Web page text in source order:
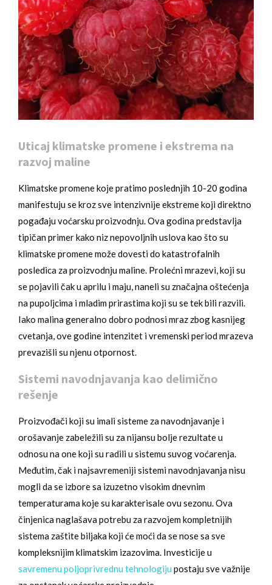
Uticaj klimatske promene i ekstrema na
razvoj maline
Klimatske promene koje pratimo poslednjih 10-20 godina
manifestuju se kroz sve intenzivnije ekstreme koji direktno
pogađaju voćarsku proizvodnju. Ova godina predstavlja
tipičan primer kako niz nepovoljnih uslova kao što su
klimatske promene može dovesti do katastrofalnih
posledica za proizvodnju maline. Prolećni mrazevi, koji su
se pojavili čak u aprilu i maju, naneli su značajna oštećenja
na pupoljcima i mladim prirastima koji su se tek bili razvili.
Iako malina generalno dobro podnosi mraz zbog kasnijeg
cvetanja, ove godine intenzitet i vremenski period mrazeva
prevazišli su njenu otpornost.
Sistemi navodnjavanja kao delimično
rešenje
Proizvođači koji su imali sisteme za navodnjavanje i
orošavanje zabeležili su za nijansu bolje rezultate u
odnosu na one koji su radili u sistemu suvog voćarenja.
Međutim, čak i najsavremeniji sistemi navodnjavanja nisu
mogli da se izbore sa izuzetno visokim dnevnim
temperaturama koje su karakterisale ovu sezonu. Ova
činjenica naglašava potrebu za razvojem kompletnijih
sistema zaštite biljaka koji će moći da se nose sa sve
kompleksnijim klimatskim izazovima. Investicije u
savremenu poljoprivrednu tehnologiju postaju sve važnije